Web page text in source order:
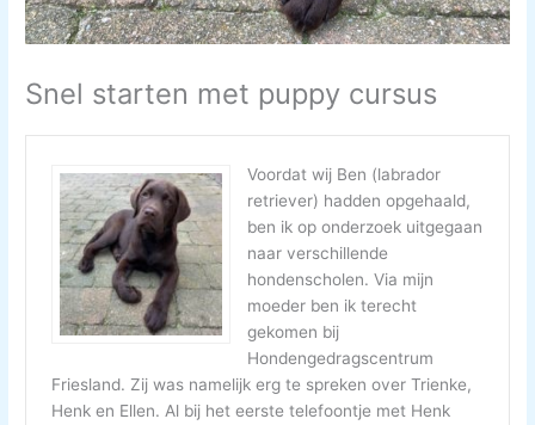
Snel starten met puppy cursus
Voordat wij Ben (labrador
retriever) hadden opgehaald,
ben ik op onderzoek uitgegaan
naar verschillende
hondenscholen. Via mijn
moeder ben ik terecht
gekomen bij
Hondengedragscentrum
Friesland. Zij was namelijk erg te spreken over Trienke,
Henk en Ellen. Al bij het eerste telefoontje met Henk